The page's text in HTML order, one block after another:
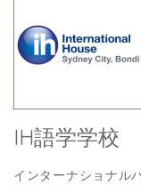
IH語学学校
インターナショナル